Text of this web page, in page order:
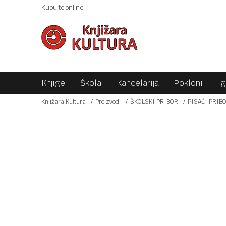
Kupujte online!SIGURNO PLAĆANJE PLATNIM KARTICAMA!
Knjige Škola Kancelarija Pokloni
Knjižara Kultura Proizvodi ŠKOLSKI PRIBOR PISAĆI